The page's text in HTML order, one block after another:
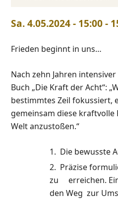
Sa. 4.05.2024 - 15:00 -
Frieden beginnt in uns…
Nach zehn Jahren
Buch „Die Kraft der Acht“:
bestimmtes Zeil fokussiert,
gemeinsam diese
Welt anzustoßen.“
Die bewusste
Präzise
zu erreichen.
den Weg zur